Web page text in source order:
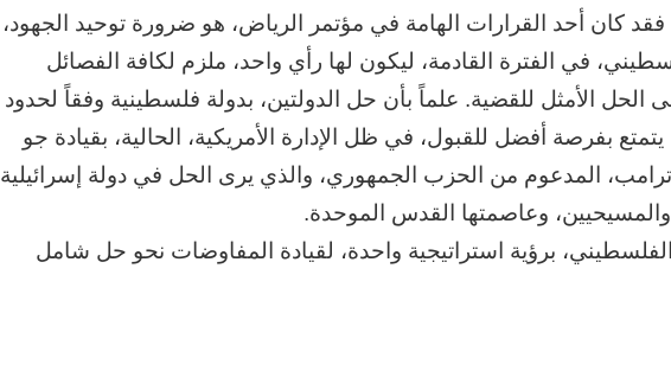
كان أحد القرارات الهامة في مؤتمر الرياض، هو ضرورة توحيد الجهود،
في الفترة القادمة، ليكون لها رأي واحد، ملزم لكافة الفصائل
الحل الأمثل للقضية. علماً بأن حل الدولتين، بدولة فلسطينية وفقاً لحدود
بفرصة أفضل للقبول، في ظل الإدارة الأمريكية، الحالية، بقيادة جو
المدعوم من الحزب الجمهوري، والذي يرى الحل في دولة إسرائيلية
وعاصمتها القدس الموحدة.
برؤية استراتيجية واحدة، لقيادة المفاوضات نحو حل شامل